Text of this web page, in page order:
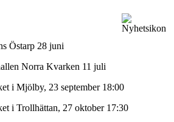
Östarp 28 juni
Norra Kvarken 11 juli
i Mjölby, 23 september 18:00
i Trollhättan, 27 oktober 17:30